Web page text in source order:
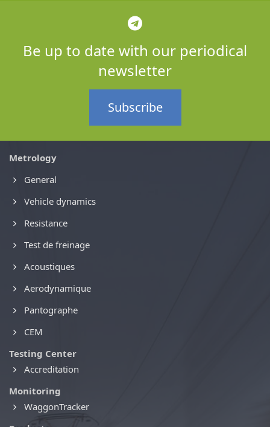
Be up to date with our periodical
newsletter
Subscribe
Metrology
General
Vehicle dynamics
Resistance
Test de freinage
Acoustiques
Aerodynamique
Pantographe
CEM
Testing Center
Accreditation
Monitoring
WaggonTracker